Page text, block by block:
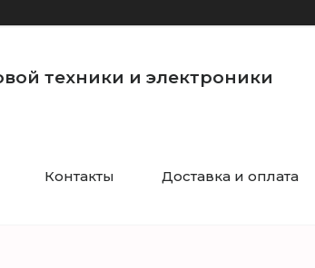
техники и электроники
Контакты Доставка и оплата